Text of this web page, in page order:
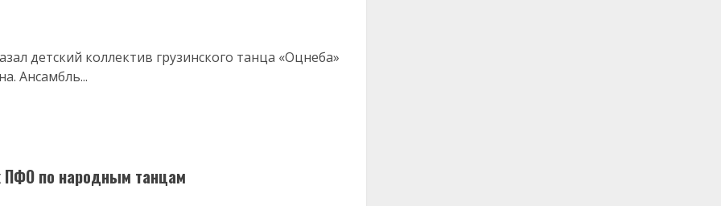
детский коллектив грузинского танца «Оцнеба»
Ансамбль...
ПФО по народным танцам